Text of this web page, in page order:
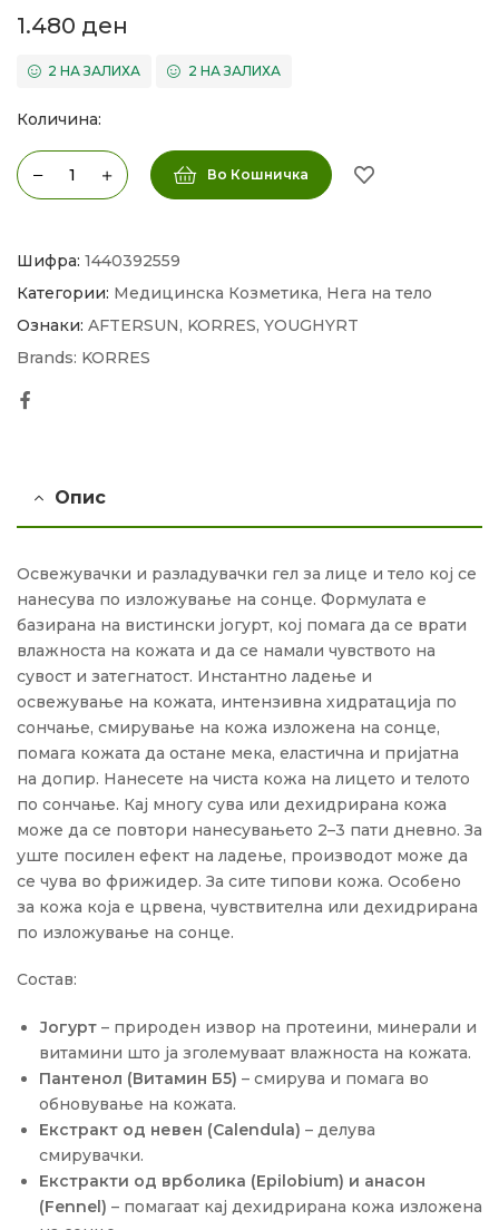
1.480 ден
2 НА ЗАЛИХА 2 НА ЗАЛИХА
Количина:
Во Кошничка
Шифра: 1440392559
Категории: Медицинска Козметика, Нега на тело
Ознаки: AFTERSUN, KORRES, YOUGHYRT
Brands: KORRES
Опис
Освежувачки и разладувачки гел за лице и тело кој се
нанесува по изложување на сонце. Формулата е
базирана на вистински јогурт, кој помага да се врати
влажноста на кожата и да се намали чувството на
сувост и затегнатост. Инстантно ладење и
освежување на кожата, интензивна хидратација по
сончање, смирување на кожа изложена на сонце,
помага кожата да остане мека, еластична и пријатна
на допир. Нанесете на чиста кожа на лицето и телото
по сончање. Кај многу сува или дехидрирана кожа
може да се повтори нанесувањето 2–3 пати дневно. За
уште посилен ефект на ладење, производот може да
се чува во фрижидер. За сите типови кожа. Особено
за кожа која е црвена, чувствителна или дехидрирана
по изложување на сонце.
Состав:
Јогурт– природен извор на протеини, минерали и
витамини што ја зголемуваат влажноста на кожата.
Пантенол (Витамин Б5) – смирува и помага во
обновување на кожата.
Екстракт од невен (Calendula) – делува
смирувачки.
Екстракти од врболика (Epilobium) и анасон
(Fennel) – помагаат кај дехидрирана кожа изложена